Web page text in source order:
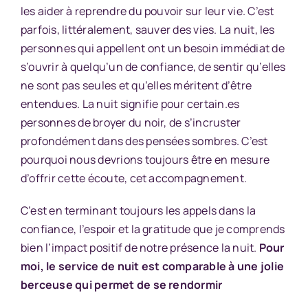
les aider à reprendre du pouvoir sur leur vie. C’est
parfois, littéralement, sauver des vies. La nuit, les
personnes qui appellent ont un besoin immédiat de
s’ouvrir à quelqu’un de confiance, de sentir qu’elles
ne sont pas seules et qu’elles méritent d’être
entendues. La nuit signifie pour certain.es
personnes de broyer du noir, de s’incruster
profondément dans des pensées sombres. C’est
pourquoi nous devrions toujours être en mesure
d’offrir cette écoute, cet accompagnement.
C’est en terminant toujours les appels dans la
confiance, l’espoir et la gratitude que je comprends
bien l’impact positif de notre présence la nuit. Pour
moi, le service de nuit est comparable à une jolie
berceuse qui permet de se rendormir